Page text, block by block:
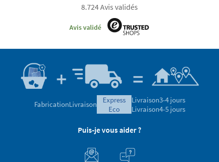
8.724 Avis validés
Avis validé
FabricationLivraison
express
eco
Livraison3-4 jours
Livraison4-5 jours
Puis-je vous aider ?